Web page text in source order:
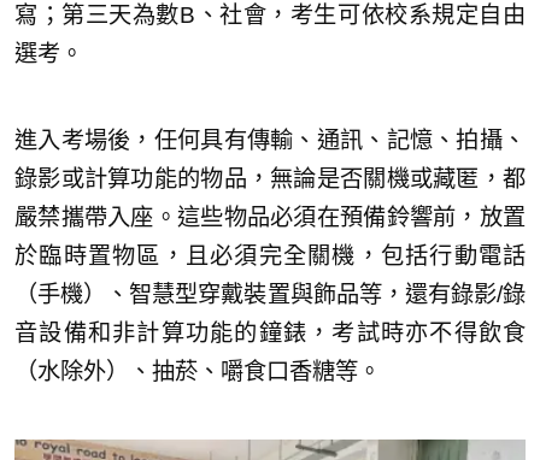
寫；第三天為數B、社會，考生可依校系規定自由
選考。
進入考場後，任何具有傳輸、通訊、記憶、拍攝、
錄影或計算功能的物品，無論是否關機或藏匿，都
嚴禁攜帶入座。這些物品必須在預備鈴響前，放置
於臨時置物區，且必須完全關機，包括行動電話
（手機）、智慧型穿戴裝置與飾品等，還有錄影/錄
音設備和非計算功能的鐘錶，考試時亦不得飲食
（水除外）、抽菸、嚼食口香糖等。